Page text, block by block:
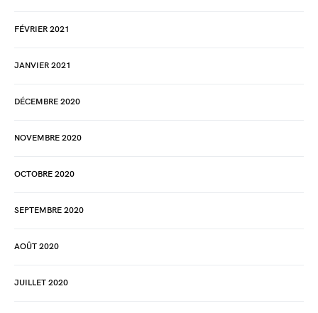
FÉVRIER 2021
JANVIER 2021
DÉCEMBRE 2020
NOVEMBRE 2020
OCTOBRE 2020
SEPTEMBRE 2020
AOÛT 2020
JUILLET 2020